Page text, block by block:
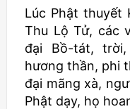
Lúc Phật thuyết
Thu Lộ Tử, các
đại Bồ-tát,
hương thần, phi
đại mãng xà,
Phật dạy, họ